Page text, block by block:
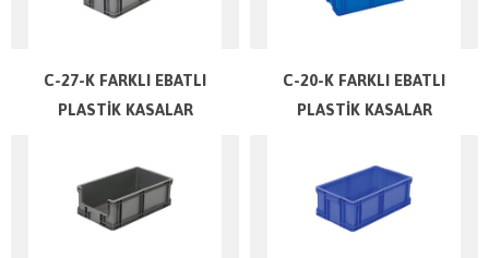
C-27-K FARKLI EBATLI
PLASTİK KASALAR
C-20-K FARKLI EBATLI
PLASTİK KASALAR